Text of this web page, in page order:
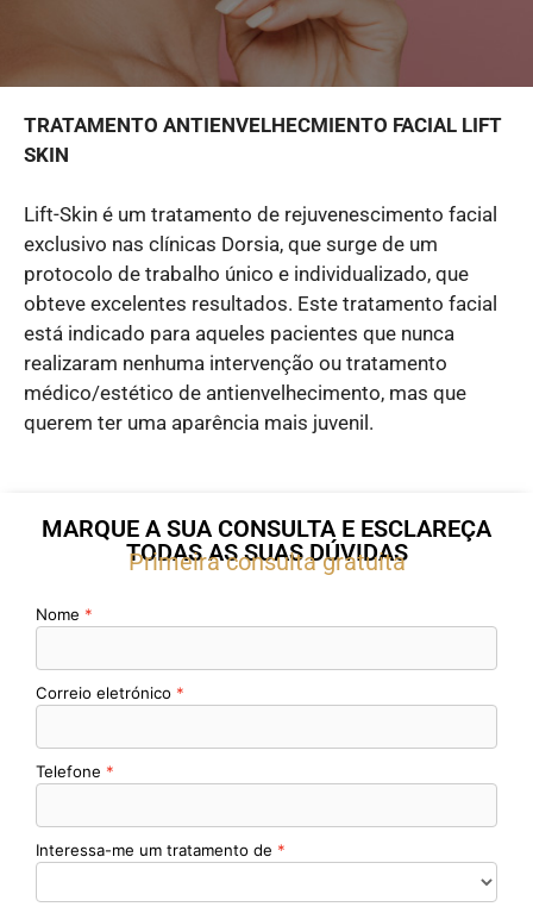
TRATAMENTO ANTIENVELHECMIENTO FACIAL LIFT
SKIN
Lift-Skin é um tratamento de rejuvenescimento facial
exclusivo nas clínicas Dorsia, que surge de um
protocolo de trabalho único e individualizado, que
obteve excelentes resultados. Este tratamento facial
está indicado para aqueles pacientes que nunca
realizaram nenhuma intervenção ou tratamento
médico/estético de antienvelhecimento, mas que
querem ter uma aparência mais juvenil.
MARQUE A SUA CONSULTA E ESCLAREÇA
TODAS AS SUAS DÚVIDAS
Primeira consulta gratuita
Nome
Correio eletrónico
Telefone
Interessa-me um tratamento de